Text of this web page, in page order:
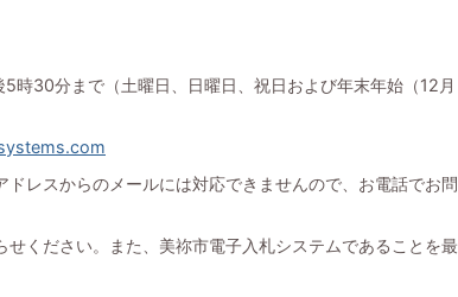
時30分まで（土曜日、日曜日、祝日および年末年始（12月
レスからのメールには対応できませんので、お電話でお問
ください。また、美祢市電子入札システムであることを最